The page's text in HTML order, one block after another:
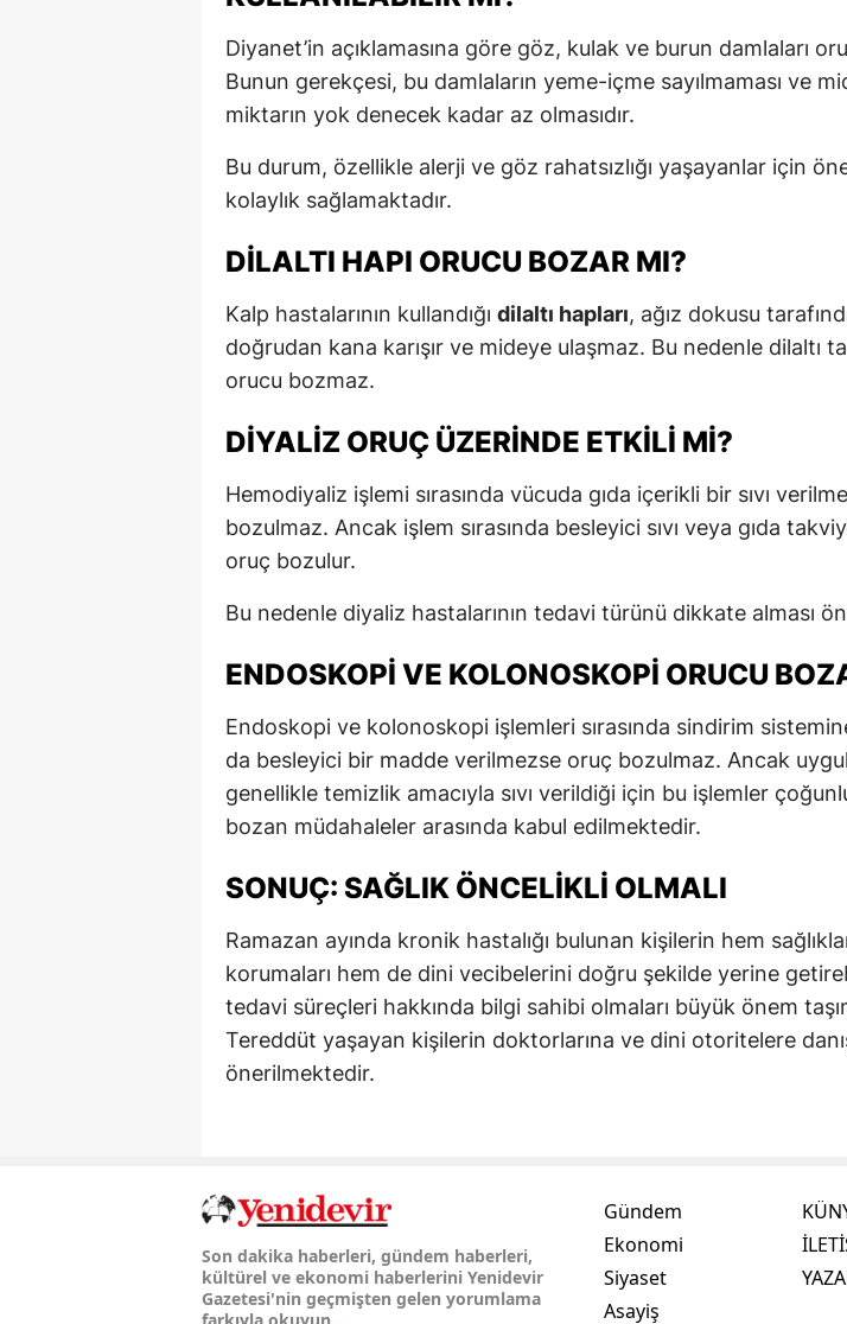
Diyanet’in açıklamasına göre göz, kulak ve burun damlaları
Bunun gerekçesi, bu damlaların yeme-içme sayılmaması ve
miktarın yok denecek kadar az olmasıdır.
Bu durum, özellikle alerji ve göz rahatsızlığı yaşayanlar için
kolaylık sağlamaktadır.
DILALTI HAPI ORUCU BOZAR MI?
Kalp hastalarının kullandığı dilaltı hapları, ağız dokusu
doğrudan kana karışır ve mideye ulaşmaz. Bu nedenle dilaltı
orucu bozmaz.
DIYALIZ ORUÇ ÜZERINDE ETKILI MI?
Hemodiyaliz işlemi sırasında vücuda gıda içerikli bir sıvı
bozulmaz. Ancak işlem sırasında besleyici sıvı veya gıda
oruç bozulur.
Bu nedenle diyaliz hastalarının tedavi türünü dikkate alması
ENDOSKOPI VE KOLONOSKOPI ORUCU
Endoskopi ve kolonoskopi işlemleri sırasında sindirim
da besleyici bir madde verilmezse oruç bozulmaz. Ancak
genellikle temizlik amacıyla sıvı verildiği için bu işlemler
bozan müdahaleler arasında kabul edilmektedir.
SONUÇ: SAĞLIK ÖNCELIKLI OLMALI
Ramazan ayında kronik hastalığı bulunan kişilerin hem
korumaları hem de dini vecibelerini doğru şekilde yerine
tedavi süreçleri hakkında bilgi sahibi olmaları büyük önem
Tereddüt yaşayan kişilerin doktorlarına ve dini otoritelere
önerilmektedir.
Son dakika haberleri, gündem haberleri,
kültürel ve ekonomi haberlerini Yenidevir
Gazetesi'nin geçmişten gelen yorumlama
Gündem
Ekonomi
Siyaset
Asayiş